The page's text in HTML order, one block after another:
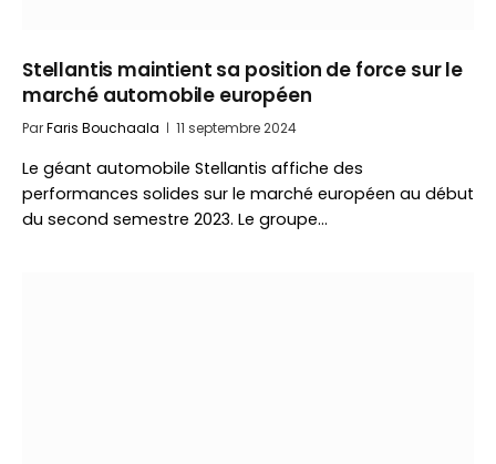
Stellantis maintient sa position de force sur le
marché automobile européen
ParFaris Bouchaala 11 septembre 2024
Le géant automobile Stellantis affiche des
performances solides sur le marché européen au début
du second semestre 2023. Le groupe…